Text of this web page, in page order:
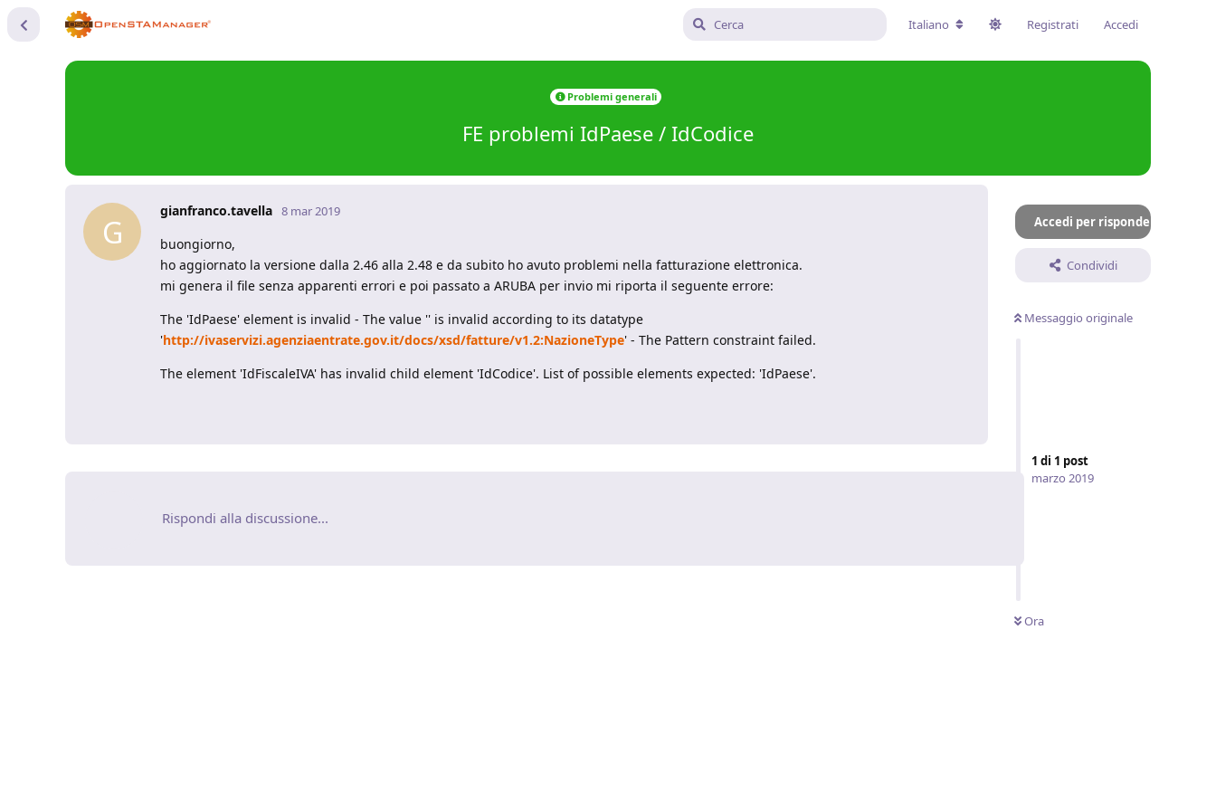
Italiano Registrati Accedi
Problemi generali
FE problemi IdPaese / IdCodice
Accedi per rispondere
Condividi
Messaggio originale
1 di 1 post
marzo 2019
Ora
G
gianfranco.tavella 8 mar 2019
buongiorno,
ho aggiornato la versione dalla 2.46 alla 2.48 e da subito ho avuto problemi nella fatturazione elettronica.
mi genera il file senza apparenti errori e poi passato a ARUBA per invio mi riporta il seguente errore:
The 'IdPaese' element is invalid - The value '' is invalid according to its datatype
'http://ivaservizi.agenziaentrate.gov.it/docs/xsd/fatture/v1.2:NazioneType' - The Pattern constraint failed.
The element 'IdFiscaleIVA' has invalid child element 'IdCodice'. List of possible elements expected: 'IdPaese'.
Rispondi alla discussione...